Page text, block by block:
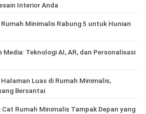
Interior Anda
Minimalis Rabung 5 untuk Hunian
Media: Teknologi AI, AR, dan Personalisasi
Luas di Rumah Minimalis,
Bersantai
Cat Rumah Minimalis Tampak Depan yang